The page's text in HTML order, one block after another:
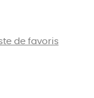
de favoris